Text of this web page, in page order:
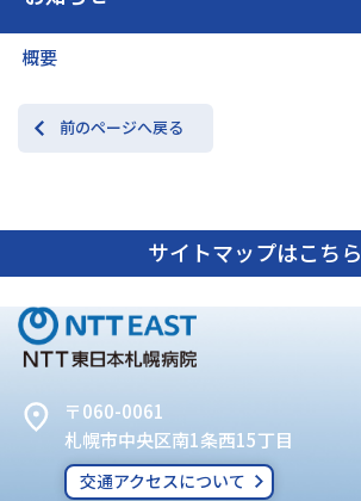
概要
前のページへ戻る
サイトマップはこちら
〒060-0061
札幌市中央区南1条西15丁目
交通アクセスについて